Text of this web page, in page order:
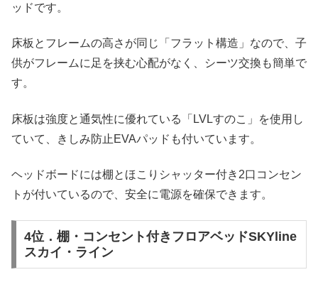
ッドです。
床板とフレームの高さが同じ「フラット構造」なので、子
供がフレームに足を挟む心配がなく、シーツ交換も簡単で
す。
床板は強度と通気性に優れている「LVLすのこ」を使用し
ていて、きしみ防止EVAパッドも付いています。
ヘッドボードには棚とほこりシャッター付き2口コンセン
トが付いているので、安全に電源を確保できます。
4位．棚・コンセント付きフロアベッドSKYline
スカイ・ライン